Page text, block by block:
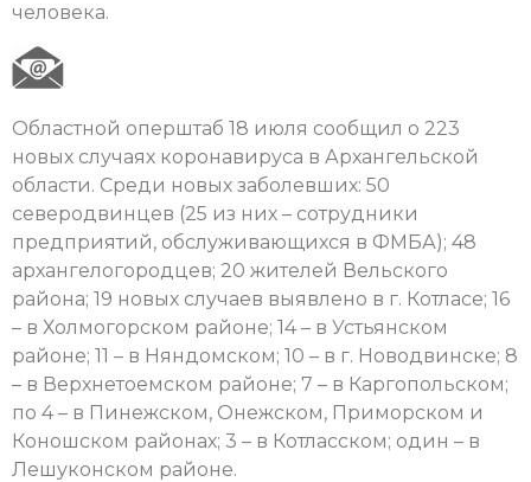
человека.
Областной оперштаб 18 июля сообщил о 223
новых случаях коронавируса в Архангельской
области. Среди новых заболевших: 50
северодвинцев (25 из них – сотрудники
предприятий, обслуживающихся в ФМБА); 48
архангелогородцев; 20 жителей Вельского
района; 19 новых случаев выявлено в г. Котласе; 16
– в Холмогорском районе; 14 – в Устьянском
районе; 11 – в Няндомском; 10 – в г. Новодвинске; 8
– в Верхнетоемском районе; 7 – в Каргопольском;
по 4 – в Пинежском, Онежском, Приморском и
Коношском районах; 3 – в Котласском; один – в
Лешуконском районе.